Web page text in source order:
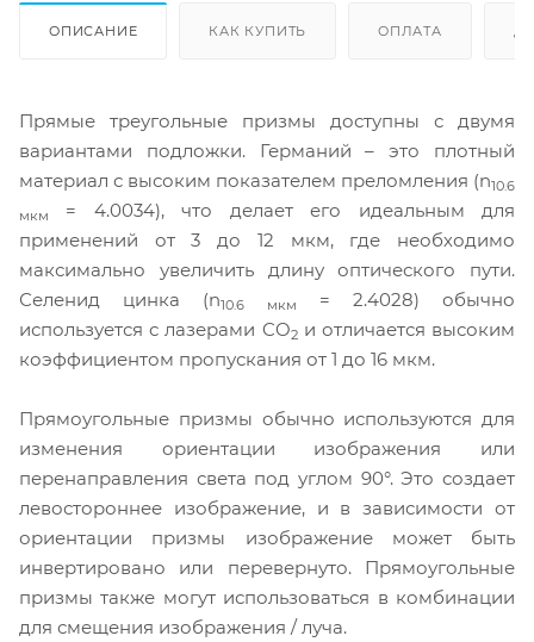
ОПИСАНИЕ КАК КУПИТЬ ОПЛАТА
Прямые треугольные призмы доступны с двумя
вариантами подложки. Германий – это плотный
материал с высоким показателем преломления (n10.6
мкм
= 4.0034), что делает его идеальным для
применений от 3 до 12 мкм, где необходимо
максимально увеличить длину оптического пути.
Селенид цинка (n10.6 мкм
= 2.4028) обычно
используется с лазерами CO2и отличается высоким
коэффициентом пропускания от 1 до 16 мкм.
Прямоугольные призмы обычно используются для
изменения ориентации изображения или
перенаправления света под углом 90°. Это создает
левостороннее изображение, и в зависимости от
ориентации призмы изображение может быть
инвертировано или перевернуто. Прямоугольные
призмы также могут использоваться в комбинации
для смещения изображения / луча.